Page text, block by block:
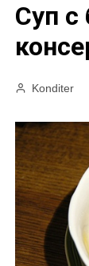
Суп с
Konditer